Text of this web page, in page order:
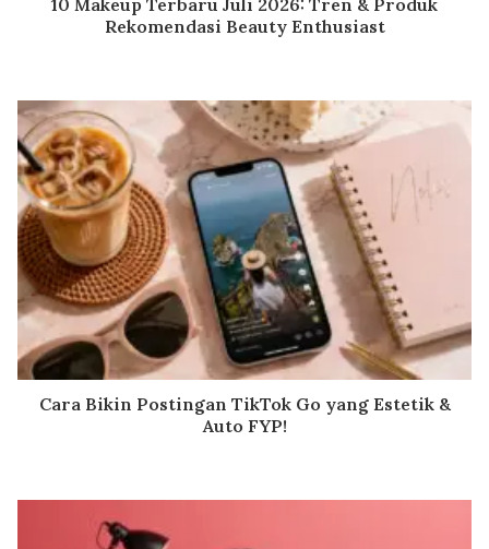
10 Makeup Terbaru Juli 2026: Tren & Produk
Rekomendasi Beauty Enthusiast
Cara Bikin Postingan TikTok Go yang Estetik &
Auto FYP!